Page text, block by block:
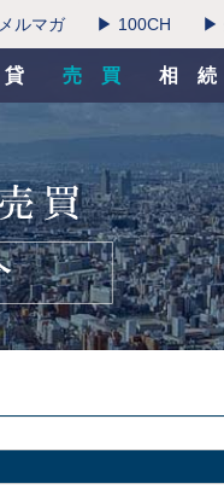
ルマガ ▶ 100CH ▶
売 買 相 続